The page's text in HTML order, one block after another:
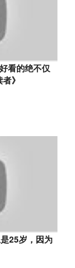
看的绝不仅
》
25岁，因为